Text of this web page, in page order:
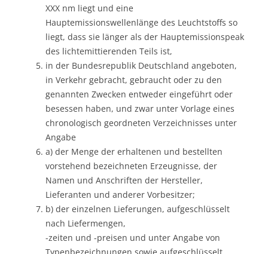
XXX nm liegt und eine
Hauptemissionswellenlänge des Leuchtstoffs so
liegt, dass sie länger als der Hauptemissionspeak
des lichtemittierenden Teils ist,
in der Bundesrepublik Deutschland angeboten,
in Verkehr gebracht, gebraucht oder zu den
genannten Zwecken entweder eingeführt oder
besessen haben, und zwar unter Vorlage eines
chronologisch geordneten Verzeichnisses unter
Angabe
a) der Menge der erhaltenen und bestellten
vorstehend bezeichneten Erzeugnisse, der
Namen und Anschriften der Hersteller,
Lieferanten und anderer Vorbesitzer;
b) der einzelnen Lieferungen, aufgeschlüsselt
nach Liefermengen,
-zeiten und -preisen und unter Angabe von
Typenbezeichnungen sowie aufgeschlüsselt